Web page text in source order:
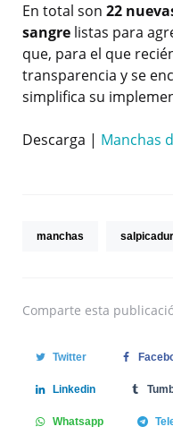
En total son 22
sangre listas para
que, para el que
transparencia y se
simplifica su
Descarga | Manchas
manchas
Comparte esta
Twitter
Linkedin
Whatsapp